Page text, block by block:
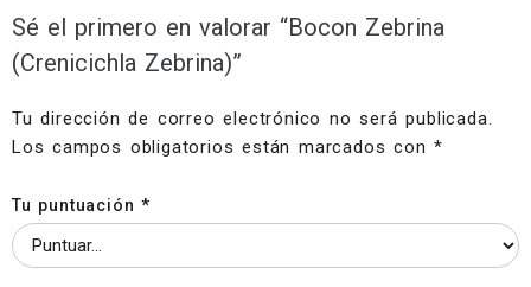
Sé el primero en valorar “Bocon Zebrina
(Crenicichla Zebrina)”
Tu dirección de correo electrónico no será publicada.
Los campos obligatorios están marcados con*
Tu puntuación*